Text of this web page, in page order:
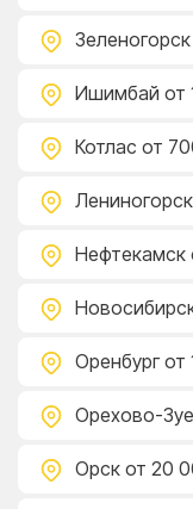
Зеленогорск
Ишимбай от
Котлас от
Лениногорск
Нефтекамск
Оренбург от
Орехово-
Орск от 20